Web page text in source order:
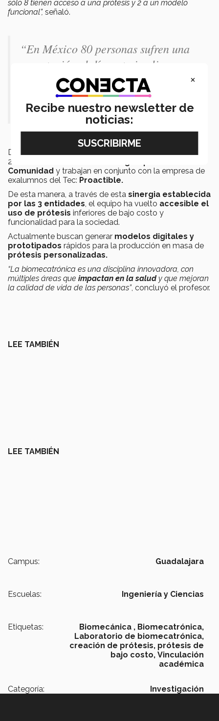
sólo 8 tienen acceso a una prótesis y 2 a un modelo
funcional”, señaló.
“En México 80 personas sufren una
amputación al día, esto implica
discriminación y problemas de salud,
pues sólo 8 tienen acceso a una
prótesis y 2 a un modelo funcional”
Debido a esto miembros del laboratorio fundaron en
2018 la asociación civil
Comunidad y trabajan en conjunto con la empresa de
exalumnos del Tec: Proactible.
De esta manera, a través de esta sinergia establecida
por las 3 entidades, el equipo ha vuelto accesible el
uso de prótesis inferiores de bajo costo y
funcionalidad para la sociedad.
Actualmente buscan generar modelos digitales y
prototipados rápidos para la producción en masa de
prótesis personalizadas.
“La biomecatrónica es una disciplina innovadora, con
múltiples áreas que impactan en la saludy que mejoran
la calidad de vida de las personas”, concluyó el profesor.
LEE TAMBIÉN
LEE TAMBIÉN
Campus: Guadalajara
Escuelas: Ingeniería y Ciencias
Etiquetas: Biomecánica , Biomecatrónica,
Laboratorio de biomecatrónica,
creación de prótesis, prótesis de
bajo costo, Vinculación
académica
Categoría: Investigación
×
Recibe nuestro newsletter de
noticias: